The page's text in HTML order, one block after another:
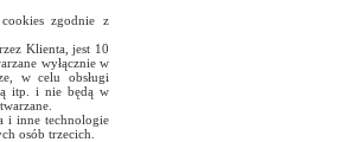
zgodnie z
Klienta, jest 10
wyłącznie w
w celu obsługi
itp. i nie będą w
i inne technologie
osób trzecich.